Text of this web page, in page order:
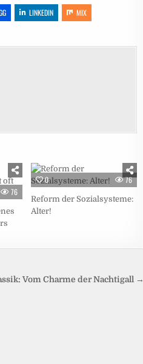
LINKEDIN MIX
76
0 76
Reform der Sozialsysteme:
Alter!
Vom Charme der Nachtigall →